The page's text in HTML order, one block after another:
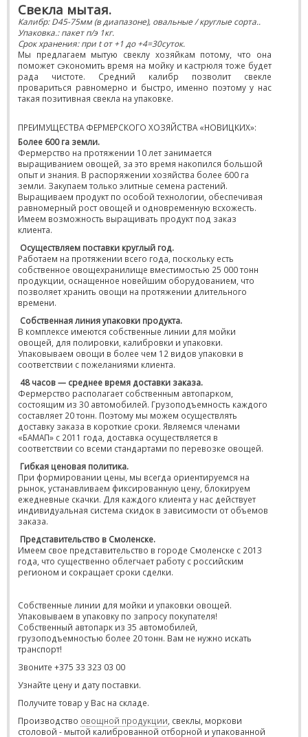
Свекла мытая.
Калибр:D45-75мм (в диапазоне), овальные / круглые сорта..
Упаковка.: пакет п/э 1кг.
Срок хранения: при tот +1 до +4=30суток.
Мы предлагаем мытую свеклу хозяйкам потому, что она
поможет сэкономить время на мойку и кастрюля тоже будет
рада чистоте. Средний калибр позволит свекле
провариться равномерно и быстро, именно поэтому у нас
такая позитивная свекла на упаковке.
ПРЕИМУЩЕСТВА ФЕРМЕРСКОГО ХОЗЯЙСТВА «НОВИЦКИХ»:
Более 600 га земли.
Фермерство на протяжении 10 лет занимается
выращиванием овощей, за это время накопился большой
опыт и знания. В распоряжении хозяйства более 600 га
земли. Закупаем только элитные семена растений.
Выращиваем продукт по особой технологии, обеспечивая
равномерный рост овощей и одновременную всхожесть.
Имеем возможность выращивать продукт под заказ
клиента.
Осуществляем поставки круглый год.
Работаем на протяжении всего года, поскольку есть
собственное овощехранилище вместимостью 25 000 тонн
продукции, оснащенное новейшим оборудованием, что
позволяет хранить овощи на протяжении длительного
времени.
Собственная линия упаковки продукта.
В комплексе имеются собственные линии для мойки
овощей, для полировки, калибровки и упаковки.
Упаковываем овощи в более чем 12 видов упаковки в
соответствии с пожеланиями клиента.
48 часов — среднее время доставки заказа.
Фермерство располагает собственным автопарком,
состоящим из 30 автомобилей. Грузоподъемность каждого
составляет 20 тонн. Поэтому мы можем осуществлять
доставку заказа в короткие сроки. Являемся членами
«БАМАП» с 2011 года, доставка осуществляется в
соответствии со всеми стандартами по перевозке овощей.
Гибкая ценовая политика.
При формировании цены, мы всегда ориентируемся на
рынок, устанавливаем фиксированную цену, блокируем
ежедневные скачки. Для каждого клиента у нас действует
индивидуальная система скидок в зависимости от объемов
заказа.
Представительство в Смоленске.
Имеем свое представительство в городе Смоленске с 2013
года, что существенно облегчает работу с российским
регионом и сокращает сроки сделки.
Собственные линии для мойки и упаковки овощей.
Упаковываем в упаковку по запросу покупателя!
Собственный автопарк из 35 автомобилей,
грузоподъемностью более 20 тонн. Вам не нужно искать
транспорт!
Звоните +375 33 323 03 00
Узнайте цену и дату поставки.
Получите товар у Вас на складе.
Производство овощной продукции , свеклы, моркови
столовой - мытой калиброванной отборной и упакованной